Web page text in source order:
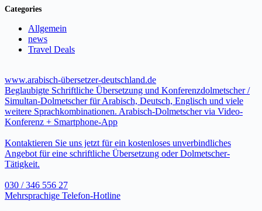
Categories
Allgemein
news
Travel Deals
www.arabisch-übersetzer-deutschland.de
Beglaubigte Schriftliche Übersetzung und Konferenzdolmetscher /
Simultan-Dolmetscher für Arabisch, Deutsch, Englisch und viele
weitere Sprachkombinationen. Arabisch-Dolmetscher via Video-
Konferenz + Smartphone-App
Kontaktieren Sie uns jetzt für ein kostenloses unverbindliches
Angebot für eine schriftliche Übersetzung oder Dolmetscher-
Tätigkeit.
030 / 346 556 27
Mehrsprachige Telefon-Hotline